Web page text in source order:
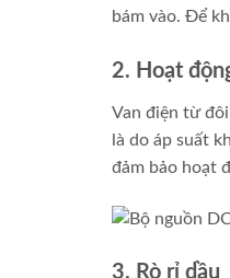
bám vào. Để
2. Hoạt
Van điện từ
là do áp suất
đảm bảo hoạt
3. Rò rỉ dầu